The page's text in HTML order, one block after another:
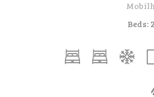
Beds: 2